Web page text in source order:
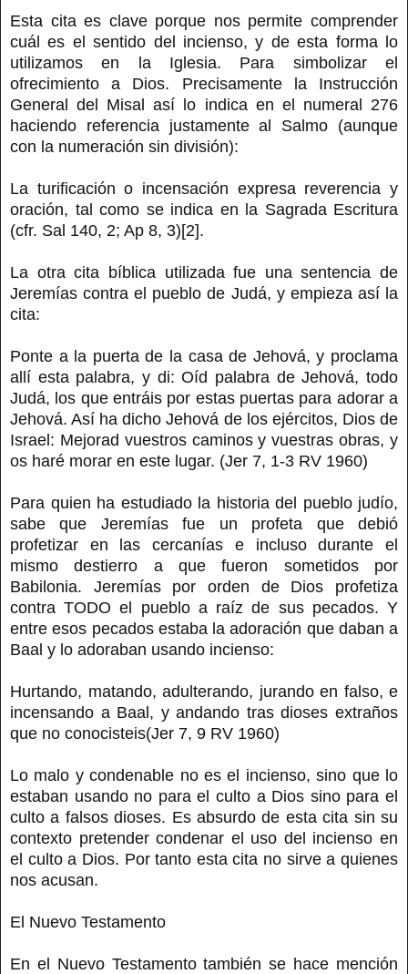
Esta cita es clave porque nos permite comprender
cuál es el sentido del incienso, y de esta forma lo
utilizamos en la Iglesia. Para simbolizar el
ofrecimiento a Dios. Precisamente la Instrucción
General del Misal así lo indica en el numeral 276
haciendo referencia justamente al Salmo (aunque
con la numeración sin división):
La turificación o incensación expresa reverencia y
oración, tal como se indica en la Sagrada Escritura
(cfr. Sal 140, 2; Ap 8, 3)[2].
La otra cita bíblica utilizada fue una sentencia de
Jeremías contra el pueblo de Judá, y empieza así la
cita:
Ponte a la puerta de la casa de Jehová, y proclama
allí esta palabra, y di: Oíd palabra de Jehová, todo
Judá, los que entráis por estas puertas para adorar a
Jehová. Así ha dicho Jehová de los ejércitos, Dios de
Israel: Mejorad vuestros caminos y vuestras obras, y
os haré morar en este lugar. (Jer 7, 1-3 RV 1960)
Para quien ha estudiado la historia del pueblo judío,
sabe que Jeremías fue un profeta que debió
profetizar en las cercanías e incluso durante el
mismo destierro a que fueron sometidos por
Babilonia. Jeremías por orden de Dios profetiza
contra TODO el pueblo a raíz de sus pecados. Y
entre esos pecados estaba la adoración que daban a
Baal y lo adoraban usando incienso:
Hurtando, matando, adulterando, jurando en falso, e
incensando a Baal, y andando tras dioses extraños
que no conocisteis(Jer 7, 9 RV 1960)
Lo malo y condenable no es el incienso, sino que lo
estaban usando no para el culto a Dios sino para el
culto a falsos dioses. Es absurdo de esta cita sin su
contexto pretender condenar el uso del incienso en
el culto a Dios. Por tanto esta cita no sirve a quienes
nos acusan.
El Nuevo Testamento
En el Nuevo Testamento también se hace mención